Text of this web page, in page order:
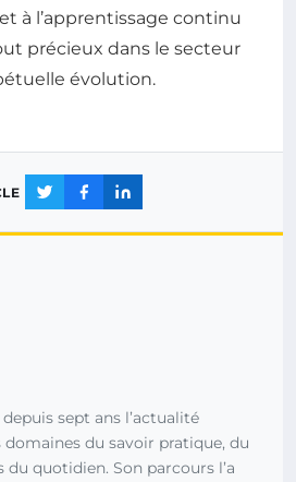
à l’apprentissage continu
précieux dans le secteur
évolution.
sept ans l’actualité
domaines du savoir pratique, du
du quotidien. Son parcours l’a